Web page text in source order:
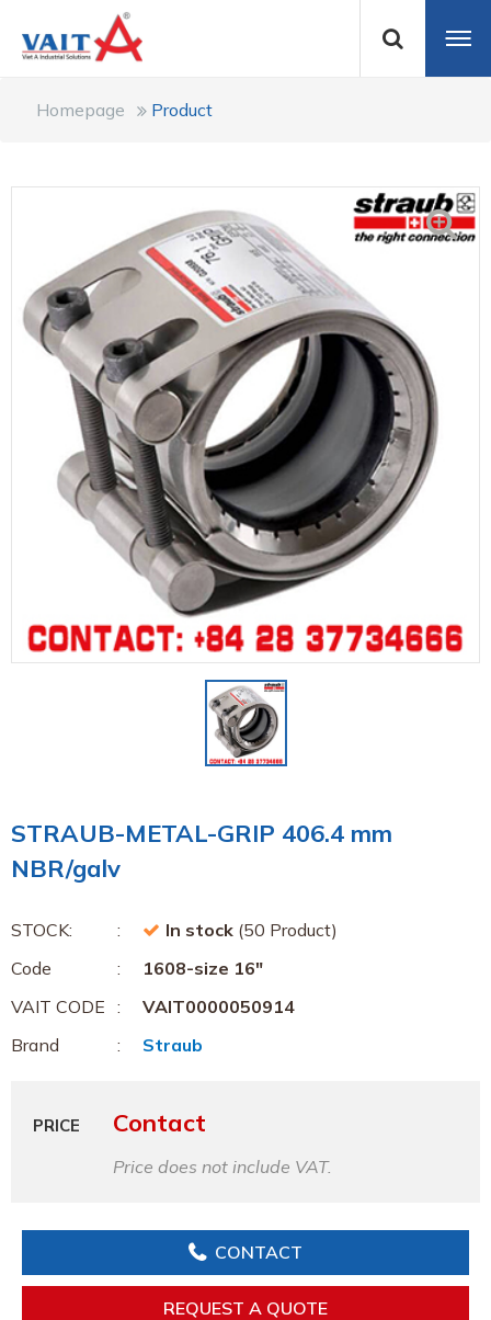
Homepage Product
STRAUB-METAL-GRIP 406.4 mm
NBR/galv
STOCK: In stock (50 Product)
Code
1608-size 16"
VAIT CODE
VAIT0000050914
Brand
Straub
PRICE Contact
Price does not include VAT.
CONTACT
REQUEST A QUOTE